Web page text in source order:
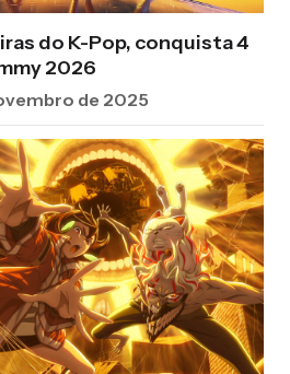
do K-Pop, conquista 4
2026
de 2025